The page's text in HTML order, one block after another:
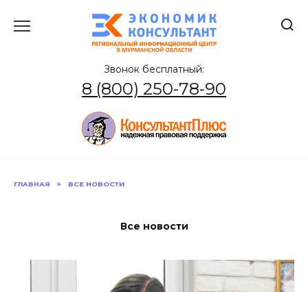
содержанию
Звонок бесплатный:
8 (800) 250-78-90
ГЛАВНАЯ » ВСЕ НОВОСТИ
Все новости